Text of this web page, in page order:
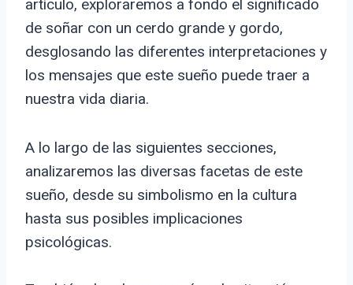
artículo, exploraremos a fondo el significado
de soñar con un cerdo grande y gordo,
desglosando las diferentes interpretaciones y
los mensajes que este sueño puede traer a
nuestra vida diaria.
A lo largo de las siguientes secciones,
analizaremos las diversas facetas de este
sueño, desde su simbolismo en la cultura
hasta sus posibles implicaciones
psicológicas.